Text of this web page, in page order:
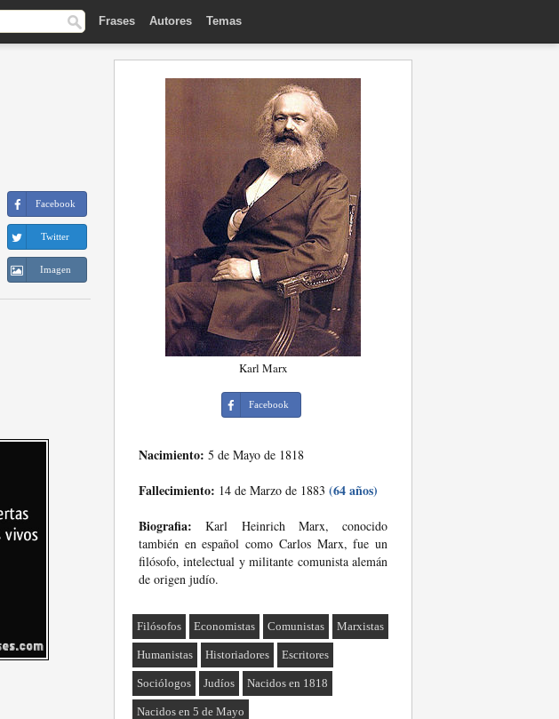
Frases Autores Temas
Facebook
Twitter
Imagen
Karl Marx
Facebook
Nacimiento: 5 de Mayo de 1818
Fallecimiento: 14 de Marzo de 1883 (64 años)
Biografia: Karl Heinrich Marx, conocido
también en español como Carlos Marx, fue un
filósofo, intelectual y militante comunista alemán
de origen judío.
Filósofos Economistas Comunistas Marxistas
Humanistas Historiadores Escritores
Sociólogos Judíos Nacidos en 1818
Nacidos en 5 de Mayo